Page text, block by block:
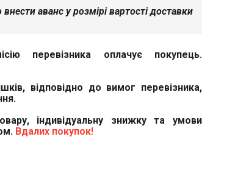
аванс у розмірі вартості доставки
перевізника оплачує покупець.
відповідно до вимог перевізника,
індивідуальну знижку та умови
Вдалих покупок!